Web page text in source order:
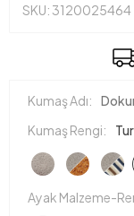
SKU: 3120025464
Kumaş Adı:
Kumaş Rengi:
Ayak Malzeme-